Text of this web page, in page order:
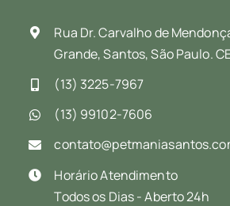
Rua Dr. Carvalho de
Grande, Santos, São Paulo.
(13) 3225-7967
(13) 99102-7606
Horário Atendimento
Todos os Dias - Aberto 24h